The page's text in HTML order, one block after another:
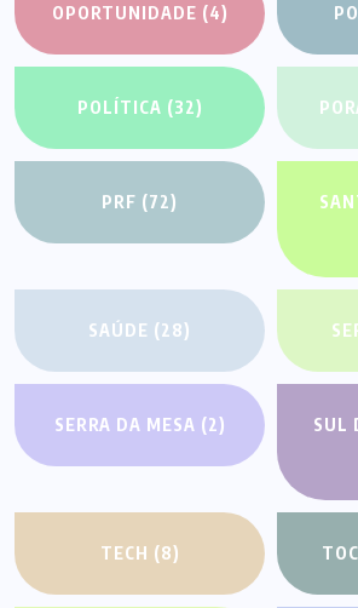
OPORTUNIDADE (4)
POLÍTICA (32)
PRF (72)
SAÚDE (28)
SERRA DA MESA (2)
SUL
TECH (8)